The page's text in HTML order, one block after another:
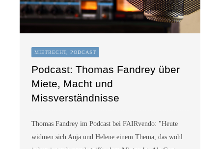
MIETRECHT, PODCAST
Podcast: Thomas Fandrey über
Miete, Macht und
Missverständnisse
Thomas Fandrey im Podcast bei FAIRvendo: "Heute
widmen sich Anja und Helene einem Thema, das wohl